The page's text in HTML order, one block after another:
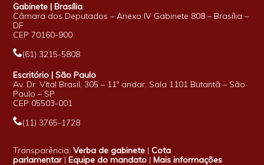
Gabinete | Brasília
Câmara dos Deputados – Anexo IV Gabinete 808 – Brasília –
DF
CEP 70160-900
(61) 3215-5808
Escritório | São Paulo
Av. Dr. Vital Brasil, 305 – 11º andar, Sala 1101 Butantã – São
Paulo – SP
CEP 05503-001
(11) 3765-1728
Transparência:Verba de gabinete |Cota
parlamentar|Equipe do mandato |Mais informações